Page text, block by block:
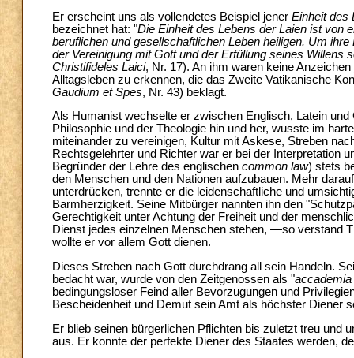
Er erscheint uns als vollendetes Beispiel jener Einheit des
bezeichnet hat: "Die Einheit des Lebens der Laien ist von
beruflichen und gesellschaftlichen Leben heiligen. Um
der Vereinigung mit Gott und der Erfüllung seines
Christifideles Laici, Nr. 17). An ihm waren keine
Alltagsleben zu erkennen, die das Zweite Vatikanische
Gaudium et Spes, Nr. 43) beklagt.
Als Humanist wechselte er zwischen Englisch, Latein
Philosophie und der Theologie hin und her, wusste im
miteinander zu vereinigen, Kultur mit Askese, Streben
Rechtsgelehrter und Richter war er bei der Interpretation
Begründer der Lehre des englischen common law) stets
den Menschen und den Nationen aufzubauen. Mehr
unterdrücken, trennte er die leidenschaftliche und
Barmherzigkeit. Seine Mitbürger nannten ihn den
Gerechtigkeit unter Achtung der Freiheit und der
Dienst jedes einzelnen Menschen stehen, —so verstand
wollte er vor allem Gott dienen.
Dieses Streben nach Gott durchdrang all sein Handeln.
bedacht war, wurde von den Zeitgenossen als "
bedingungsloser Feind aller Bevorzugungen und
Bescheidenheit und Demut sein Amt als höchster Diener
Er blieb seinen bürgerlichen Pflichten bis zuletzt treu und
aus. Er konnte der perfekte Diener des Staates werden,